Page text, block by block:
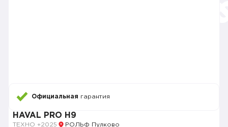
Официальная гарантия
HAVAL PRO H9
ТЕХНО +2025 РОЛЬФ Пулково